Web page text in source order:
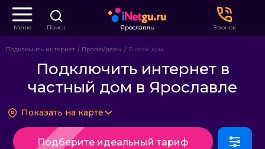
Меню Поиск Ярославль Звонок
Подключить интернет Провайдеры В свой дом
Подключить интернет в
частный дом в Ярославле
Показать на карте
Подберите идеальный тариф